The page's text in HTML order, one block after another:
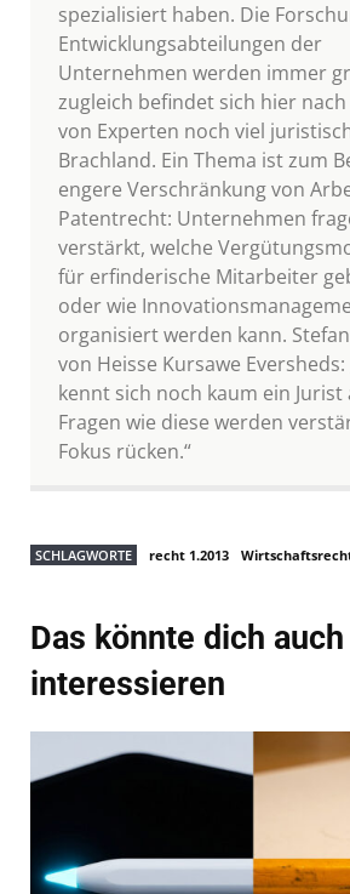
spezialisiert haben. Die
Entwicklungsabteilungen der
Unternehmen werden immer
zugleich befindet sich hier
von Experten noch viel
Brachland. Ein Thema ist zum
engere Verschränkung von
Patentrecht: Unternehmen
verstärkt, welche
für erfinderische Mitarbeiter
oder wie
organisiert werden kann.
von Heisse Kursawe Eversheds:
kennt sich noch kaum ein Jurist
Fragen wie diese werden
Fokus rücken.“
SCHLAGWORTE recht 1.2013
Das könnte dich auch
interessieren